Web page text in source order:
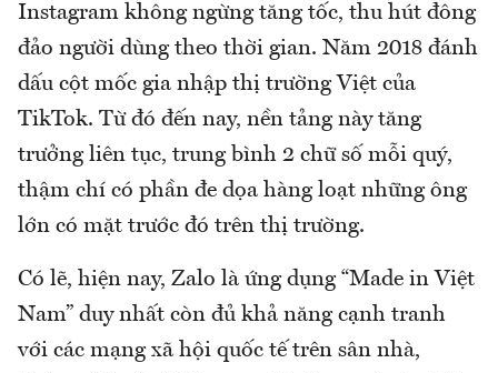
Instagram không ngừng tăng tốc, thu hút đông
đảo người dùng theo thời gian. Năm 2018 đánh
dấu cột mốc gia nhập thị trường Việt của
TikTok. Từ đó đến nay, nền tảng này tăng
trưởng liên tục, trung bình 2 chữ số mỗi quý,
thậm chí có phần đe dọa hàng loạt những ông
lớn có mặt trước đó trên thị trường.
Có lẽ, hiện nay, Zalo là ứng dụng “Made in Việt
Nam” duy nhất còn đủ khả năng cạnh tranh
với các mạng xã hội quốc tế trên sân nhà,